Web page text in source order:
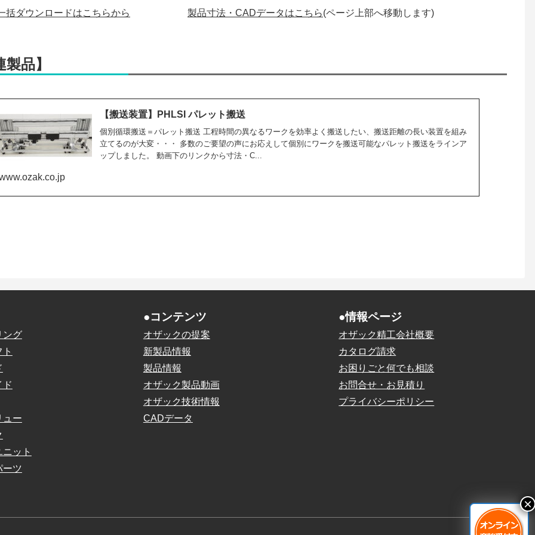
括ダウンロードはこちらから 製品寸法・CADデータはこちら(ページ上部へ移動します)
品】
【搬送装置】PHLSI パレット搬送
個別循環搬送＝パレット搬送 工程時間の異なるワークを効率よく搬送したい、搬送距離の長い装置を組み
立てるのが大変・・・ 多数のご要望の声にお応えして個別にワークを搬送可能なパレット搬送をラインア
ップしました。 動画下のリンクから寸法・C...
ング
ド
ュー
ット
ーツ
●コンテンツ
オザックの提案
新製品情報
製品情報
オザック製品動画
オザック技術情報
CADデータ
●情報ページ
オザック精工会社概要
カタログ請求
お困りごと何でも相談
お問合せ・お見積り
プライバシーポリシー